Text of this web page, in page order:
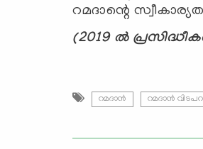
റമദാന്റെ
(2019 ല്‍
റമദാന്‍ റമദാന്‍